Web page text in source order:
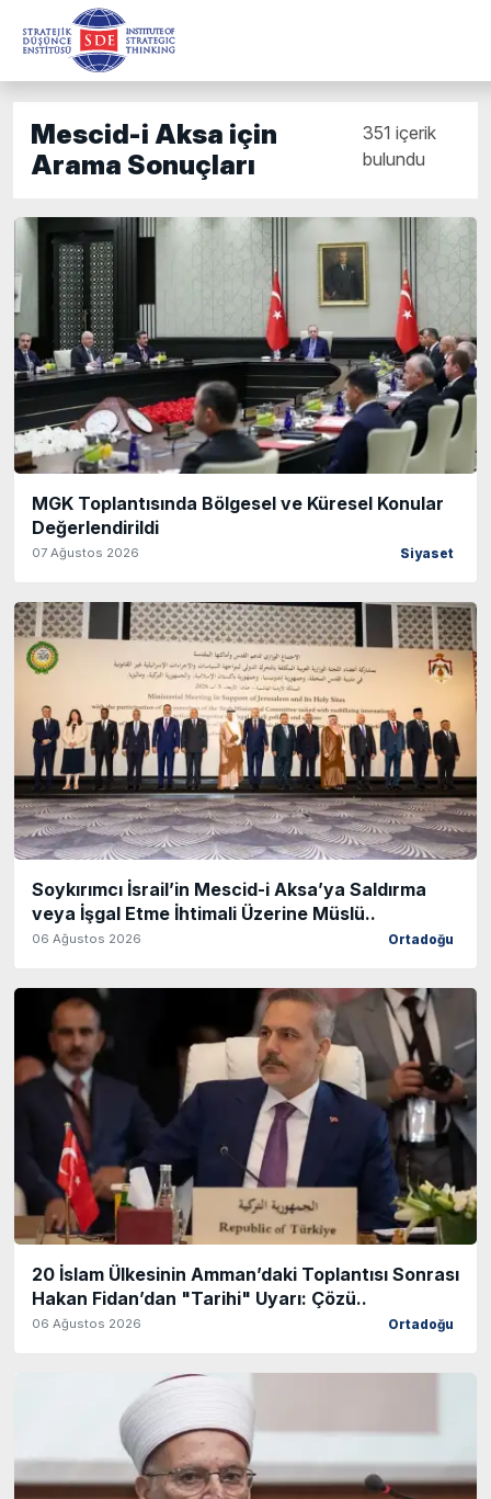
Mescid-i Aksa için
Arama Sonuçları
351 içerik
bulundu
MGK Toplantısında Bölgesel ve Küresel Konular
Değerlendirildi
07 Ağustos 2026 Siyaset
Soykırımcı İsrail’in Mescid-i Aksa’ya Saldırma
veya İşgal Etme İhtimali Üzerine Müslü..
06 Ağustos 2026 Ortadoğu
20 İslam Ülkesinin Amman’daki Toplantısı Sonrası
Hakan Fidan’dan "Tarihi" Uyarı: Çözü..
06 Ağustos 2026 Ortadoğu